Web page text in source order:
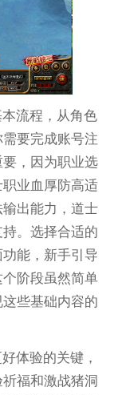
流程，从角色
要完成账号注
，因为职业选
业血厚防高适
出能力，道士
。选择合适的
能，新手引导
阶段虽然简单
些基础内容的
体验的关键，
福和激战猪洞